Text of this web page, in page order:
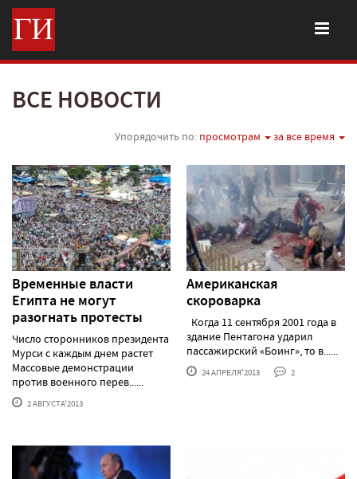
ВСЕ НОВОСТИ
Упорядочить по: просмотрам за все время
Временные власти
Египта не могут
разогнать протесты
Число сторонников президента
Мурси с каждым днем растет
Массовые демонстрации
против военного перев......
2 АВГУСТА'2013
Американская
скороварка
Когда 11 сентября 2001 года в
здание Пентагона ударил
пассажирский «Боинг», то в......
24 АПРЕЛЯ'2013 2